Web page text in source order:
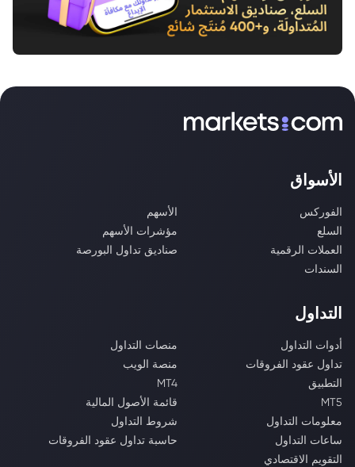
الأسواق
الفوركس
الأسهم
السلع
مؤشرات الأسهم
العملات الرقمية
صناديق تداول البورصة
السندات
التداول
أدوات التداول
منصات التداول
تداول عقود الفروقات
منصة الويب
التطبيق
MT4
MT5
قائمة الأصول المالية
معلومات التداول
شروط التداول
ساعات التداول
حاسبة تداول عقود الفروقات
التقويم الاقتصادي